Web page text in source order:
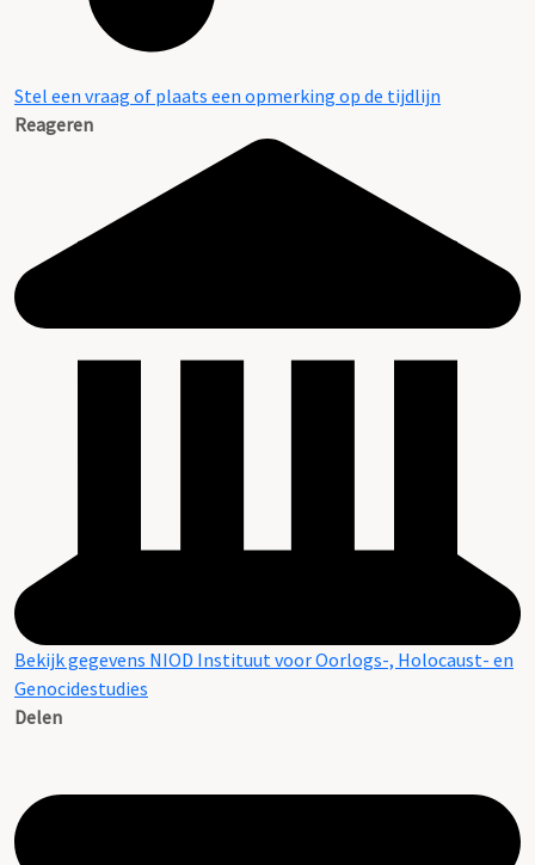
Stel een vraag of plaats een opmerking op de tijdlijn
Reageren
Bekijk gegevens NIOD Instituut voor Oorlogs-, Holocaust- en
Genocidestudies
Delen